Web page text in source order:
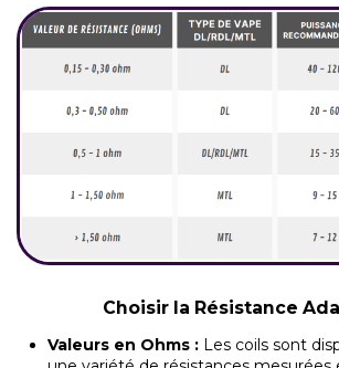
Choisir la Résistance
Valeurs en Ohms : Les coils sont